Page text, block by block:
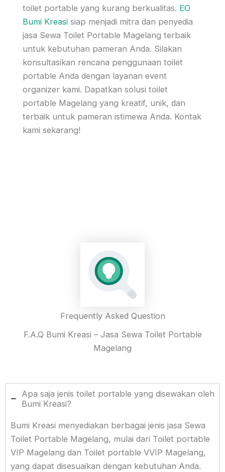
toilet portable yang kurang berkualitas. EO
Bumi Kreasi siap menjadi mitra dan penyedia
jasa Sewa Toilet Portable Magelang terbaik
untuk kebutuhan pameran Anda. Silakan
konsultasikan rencana penggunaan toilet
portable Anda dengan layanan event
organizer kami. Dapatkan solusi toilet
portable Magelang yang kreatif, unik, dan
terbaik untuk pameran istimewa Anda. Kontak
kami sekarang!
Frequently Asked Question
F.A.Q Bumi Kreasi – Jasa Sewa Toilet Portable
Magelang
Apa saja jenis toilet portable yang disewakan oleh
Bumi Kreasi?
Bumi Kreasi menyediakan berbagai jenis jasa Sewa
Toilet Portable Magelang, mulai dari Toilet portable
VIP Magelang dan Toilet portable VVIP Magelang,
yang dapat disesuaikan dengan kebutuhan Anda.